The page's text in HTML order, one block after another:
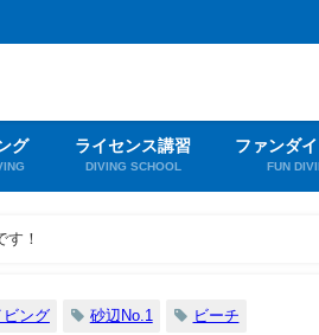
グ ライセンス講習
DIVING SCHOOL
ファンダ
FUN
す！
ビング 砂辺No.1 ビーチ